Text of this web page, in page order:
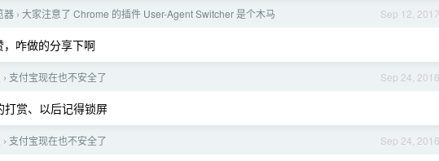
Sep 12, 2017
器 › 大家注意了 Chrome 的插件 User-Agent Switcher 是个木马
咋做的分享下啊
Sep 24, 2016
› 支付宝现在也不安全了
赏、以后记得锁屏
Sep 24, 2016
› 支付宝现在也不安全了